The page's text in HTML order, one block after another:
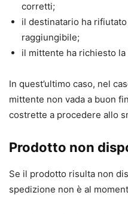
corretti;
il destinatario ha
raggiungibile;
il mittente ha richiesto
In quest’ultimo caso, nel
mittente non vada a buon
costrette a procedere allo
Prodotto non
Se il prodotto risulta non
spedizione non è al